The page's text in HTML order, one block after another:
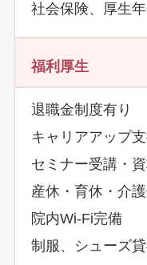
社会保険、厚生
福利厚生
退職金制度有り
キャリアアップ
セミナー受講・
産休・育休・介
院内Wi-Fi完備
制服、シューズ